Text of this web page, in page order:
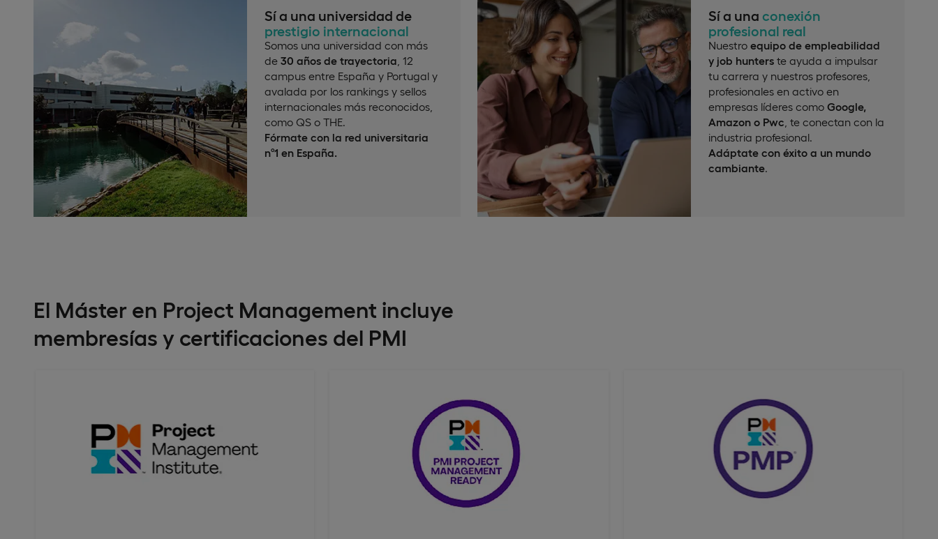
Sí a una universidad de
prestigio internacional
Somos una universidad con más
de 30 años de trayectoria , 12
campus entre España y Portugal y
avalada por los rankings y sellos
internacionales más reconocidos,
como QS o THE.
Fórmate con la red universitaria
nº1 en España.
Sí a una conexión
profesional real
Nuestro equipo de empleabilidad
y job hunters te ayuda a impulsar
tu carrera y nuestros profesores,
profesionales en activo en
empresas líderes como Google,
Amazon o Pwc , te conectan con la
industria profesional.
Adáptate con éxito a un mundo
cambiante.
El Máster en Project Management incluye
membresías y certificaciones del PMI